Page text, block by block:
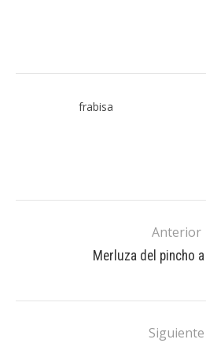
frabisa
Anterior
Merluza del pincho
Siguiente